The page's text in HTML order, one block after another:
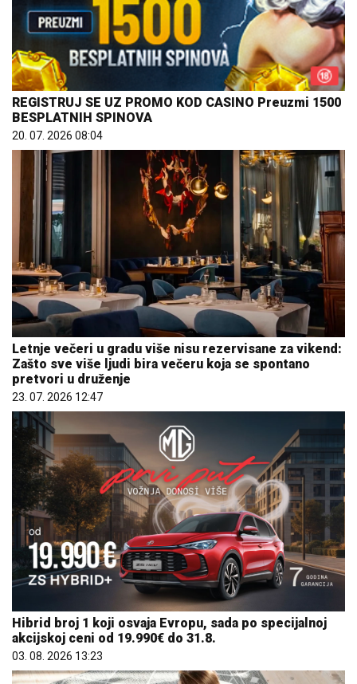
REGISTRUJ SE UZ PROMO KOD CASINO Preuzmi 1500
BESPLATNIH SPINOVA
20. 07. 2026 08:04
Letnje večeri u gradu više nisu rezervisane za vikend:
Zašto sve više ljudi bira večeru koja se spontano
pretvori u druženje
23. 07. 2026 12:47
Hibrid broj 1 koji osvaja Evropu, sada po specijalnoj
akcijskoj ceni od 19.990€ do 31.8.
03. 08. 2026 13:23